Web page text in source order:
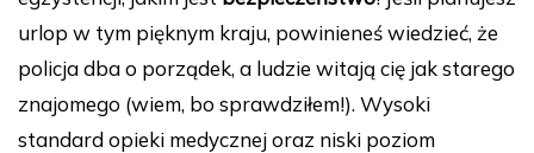
urlop w tym pięknym kraju, powinieneś wiedzieć, że
policja dba o porządek, a ludzie witają cię jak starego
znajomego (wiem, bo sprawdziłem!). Wysoki
standard opieki medycznej oraz niski poziom